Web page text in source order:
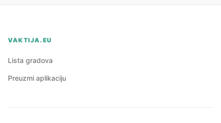
VAKTIJA.EU
Lista gradova
Preuzmi aplikaciju